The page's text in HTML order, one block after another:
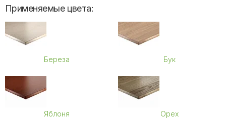
Применяемые цвета:
Береза Бук
Яблоня Орех